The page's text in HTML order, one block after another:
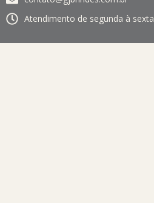
Atendimento de segunda à